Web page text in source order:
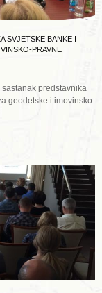
SVJETSKE BANKE I
PRAVNE
predstavnika
geodetske i imovinsko-